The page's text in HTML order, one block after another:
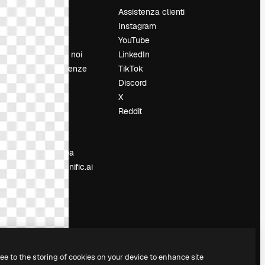
Chi siamo
Lavora con noi
Cerca tendenze
Blog
Slidesgo
contenuti
Sala stampa
Cerchi magnific.ai
Assistenza clienti
Instagram
YouTube
LinkedIn
TikTok
Discord
X
Reddit
to the storing of cookies on your device to enhance site